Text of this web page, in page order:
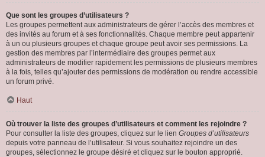
Que sont les groupes d’utilisateurs ?
Les groupes permettent aux administrateurs de gérer l’accès des membres et
des invités au forum et à ses fonctionnalités. Chaque membre peut appartenir
à un ou plusieurs groupes et chaque groupe peut avoir ses permissions. La
gestion des membres par l’intermédiaire des groupes permet aux
administrateurs de modifier rapidement les permissions de plusieurs membres
à la fois, telles qu’ajouter des permissions de modération ou rendre accessible
un forum privé.
Haut
Où trouver la liste des groupes d’utilisateurs et comment les rejoindre ?
Pour consulter la liste des groupes, cliquez sur le lien Groupes d’utilisateurs
depuis votre panneau de l’utilisateur. Si vous souhaitez rejoindre un des
groupes, sélectionnez le groupe désiré et cliquez sur le bouton approprié.